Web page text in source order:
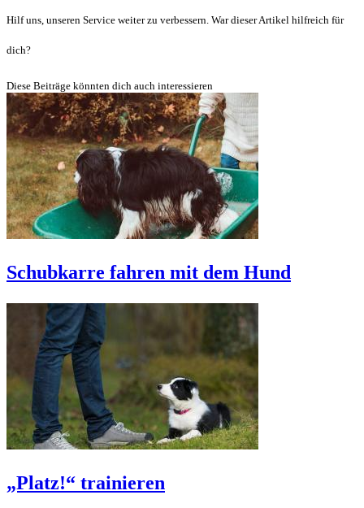
Hilf uns, unseren Service weiter zu verbessern. War dieser Artikel hilfreich für
dich?
Diese Beiträge könnten dich auch interessieren
Schubkarre fahren mit dem Hund
„Platz!“ trainieren